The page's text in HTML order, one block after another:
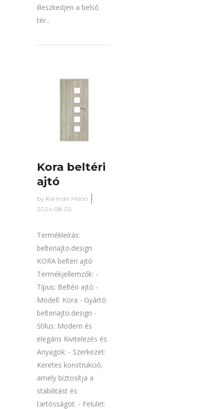
illeszkedjen a belső
tér...
Kora beltéri
ajtó
by Kármán Márió
2024.08.02.
Termékleírás:
belteriajto.design
KORA beltéri ajtó
Termékjellemzők: -
Típus: Beltéri ajtó -
Modell: Kora - Gyártó:
belteriajto.design -
Stílus: Modern és
elegáns Kivitelezés és
Anyagok: - Szerkezet:
Keretes konstrukció,
amely biztosítja a
stabilitást és
tartósságot. - Felület: